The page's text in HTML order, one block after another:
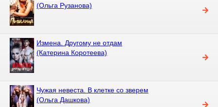
(Ольга Рузанова)
Измена. Другому не отдам
(Катерина Коротеева)
Чужая невеста. В клетке со зверем
(Ольга Дашкова)